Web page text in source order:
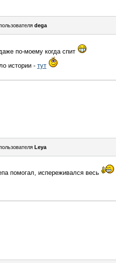
dega
по-моему когда спит
истории - тут
Leya
помогал, испереживался весь